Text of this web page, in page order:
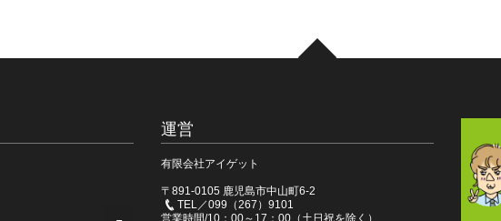
運営
有限会社アイゲット
〒891-0105 鹿児島市中山町6-2
TEL／099（267）9101
営業時間/10：00～17：00（土日祝を除く）